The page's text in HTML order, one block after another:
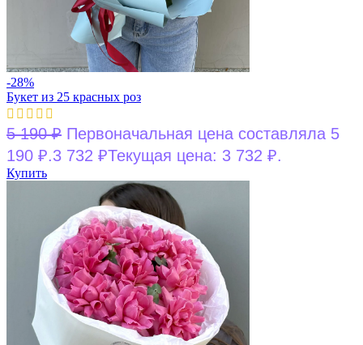
-28%
Букет из 25 красных роз
5 190₽ Первоначальная цена составляла 5
190 ₽.3 732 ₽Текущая цена: 3 732 ₽.
Купить